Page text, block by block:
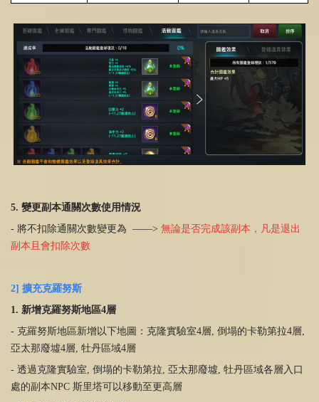
5. 變更副本通關次數使用情況
- 將不扣除通關次數變更為 ——> 無論是否完成該副本，凡是退出
副本且會扣除次數
2] 擴充克羅努斯
1. 新增克羅努斯地區4層
- 克羅努斯地區新增以下地圖：克隆實驗室4層, 倒塌的卡勒第拉4層,
亞太那廢墟4層, 牡丹區域4層
- 透過克隆實驗室, 倒塌的卡勒第拉, 亞太那廢墟, 牡丹區域各層入口
處的副本NPC 斯里塔可以移動至更高層